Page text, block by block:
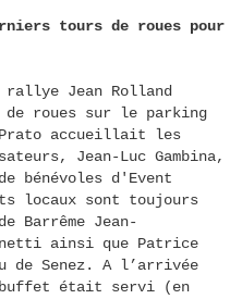
tours de roues pour
rallye Jean Rolland
roues sur le parking
Prato accueillait les
Jean-Luc Gambina,
bénévoles d'Event
locaux sont toujours
Barrême Jean-
ainsi que Patrice
de Senez. A l’arrivée
buffet était servi (en